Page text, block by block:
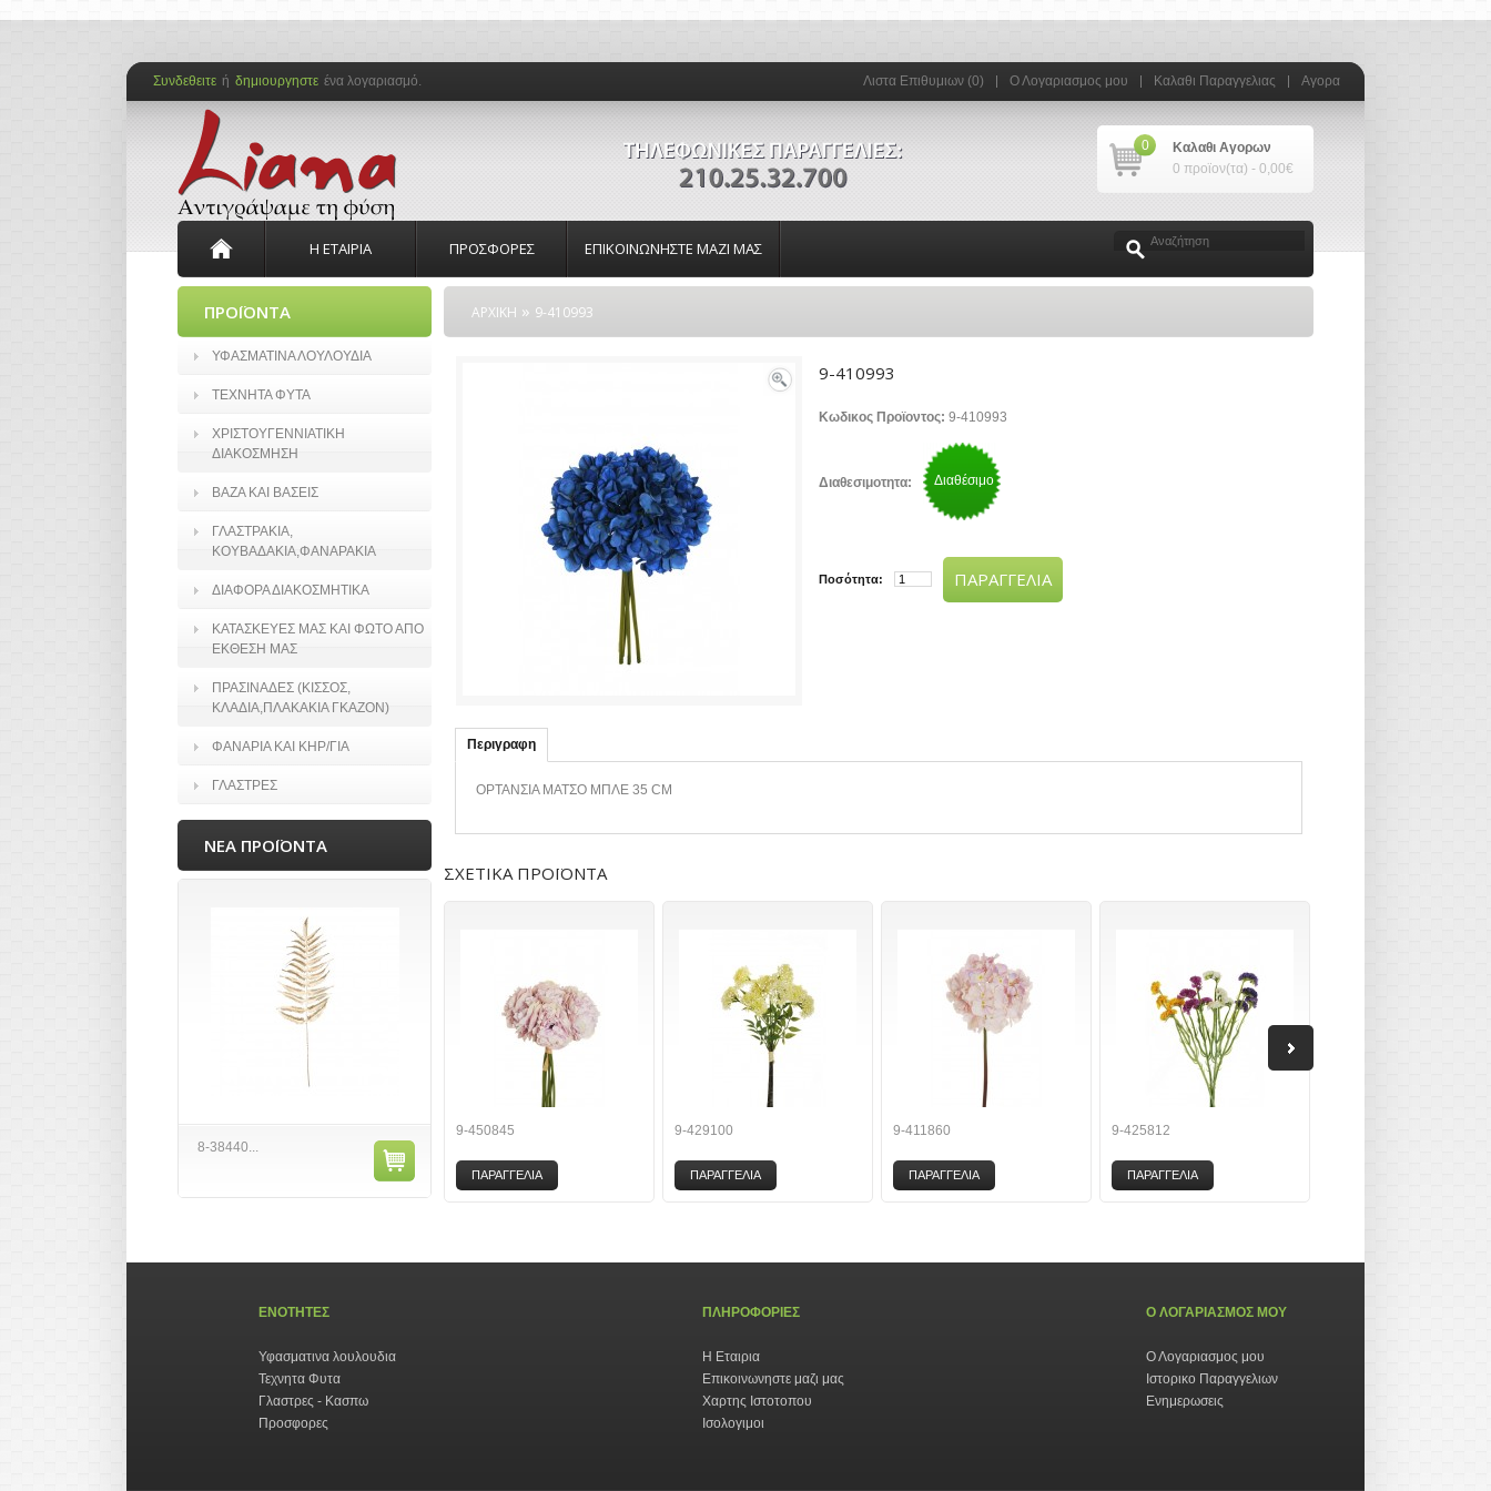
Λιστα Επιθυμιων (0) Ο Λογαριασμος μου Καλαθι Παραγγελιας Αγορα
Συνδεθειτε ή δημιουργηστε ένα λογαριασμό.
Καλαθι Αγορων
0
0 προϊον(τα) - 0,00€
Η ΕΤΑΙΡΙΑ ΠΡΟΣΦΟΡΕΣ ΕΠΙΚΟΙΝΩΝΗΣΤΕ ΜΑΖΙ ΜΑΣ
ΠΡΟΪΟΝΤΑ
ΥΦΑΣΜΑΤΙΝΑ ΛΟΥΛΟΥΔΙΑ
ΤΕΧΝΗΤΑ ΦΥΤΑ
ΧΡΙΣΤΟΥΓΕΝΝΙΑΤΙΚΗ
ΔΙΑΚΟΣΜΗΣΗ
ΒΑΖΑ ΚΑΙ ΒΑΣΕΙΣ
ΓΛΑΣΤΡΑΚΙΑ,
ΚΟΥΒΑΔΑΚΙΑ,ΦΑΝΑΡΑΚΙΑ
ΔΙΑΦΟΡΑ ΔΙΑΚΟΣΜΗΤΙΚΑ
ΚΑΤΑΣΚΕΥΕΣ ΜΑΣ ΚΑΙ ΦΩΤΟ ΑΠΟ
ΕΚΘΕΣΗ ΜΑΣ
ΠΡΑΣΙΝΑΔΕΣ (ΚΙΣΣΟΣ,
ΚΛΑΔΙΑ,ΠΛΑΚΑΚΙΑ ΓΚΑΖΟΝ)
ΦΑΝΑΡΙΑ ΚΑΙ ΚΗΡ/ΓΙΑ
ΓΛΑΣΤΡΕΣ
ΝΕΑ ΠΡΟΪΟΝΤΑ
8-38440...
ΑΡΧΙΚΗ » 9-410993
9-410993
Κωδικος Προϊοντος: 9-410993
Διαθεσιμοτητα: Διαθέσιμο
Ποσότητα: ΠΑΡΑΓΓΕΛΙΑ
Περιγραφη
ΟΡΤΑΝΣΙΑ ΜΑΤΣΟ ΜΠΛΕ 35 CM
ΣΧΕΤΙΚΑ ΠΡΟΪΟΝΤΑ
9-450845
ΠΑΡΑΓΓΕΛΙΑ
9-429100
ΠΑΡΑΓΓΕΛΙΑ
9-411860
ΠΑΡΑΓΓΕΛΙΑ
9-425812
ΠΑΡΑΓΓΕΛΙΑ
ΕΝΟΤΗΤΕΣ
Υφασματινα λουλουδια
Τεχνητα Φυτα
Γλαστρες - Κασπω
Προσφορες
ΠΛΗΡΟΦΟΡΙΕΣ
Η Εταιρια
Επικοινωνηστε μαζι μας
Χαρτης Ιστοτοπου
Ισολογιμοι
Ο ΛΟΓΑΡΙΑΣΜΟΣ ΜΟΥ
Ο Λογαριασμος μου
Ιστορικο Παραγγελιων
Ενημερωσεις